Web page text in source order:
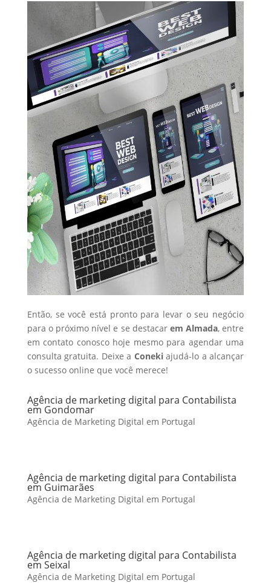
Então, se você está pronto para levar o seu negócio
para o próximo nível e se destacar em Almada, entre
em contato conosco hoje mesmo para agendar uma
consulta gratuita. Deixe a Conekiajudá-lo a alcançar
o sucesso online que você merece!
Agência de marketing digital para Contabilista
em Gondomar
Agência de Marketing Digital em Portugal
Agência de marketing digital para Contabilista
em Guimarães
Agência de Marketing Digital em Portugal
Agência de marketing digital para Contabilista
em Seixal
Agência de Marketing Digital em Portugal